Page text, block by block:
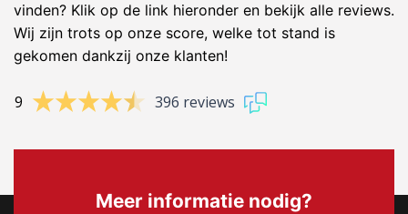
vinden? Klik op de link hieronder en bekijk alle reviews.
Wij zijn trots op onze score, welke tot stand is
gekomen dankzij onze klanten!
9 396 reviews
Meer informatie nodig?